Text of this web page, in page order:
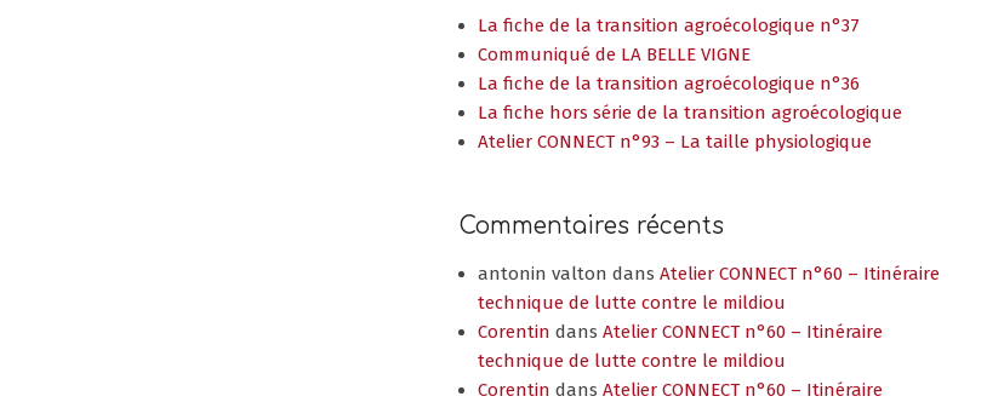
La fiche de la transition agroécologique n°37
Communiqué de LA BELLE VIGNE
La fiche de la transition agroécologique n°36
La fiche hors série de la transition agroécologique
Atelier CONNECT n°93 – La taille physiologique
Commentaires récents
antonin valton dans Atelier CONNECT n°60 – Itinéraire
technique de lutte contre le mildiou
Corentin dans Atelier CONNECT n°60 – Itinéraire
technique de lutte contre le mildiou
Corentin dans Atelier CONNECT n°60 – Itinéraire